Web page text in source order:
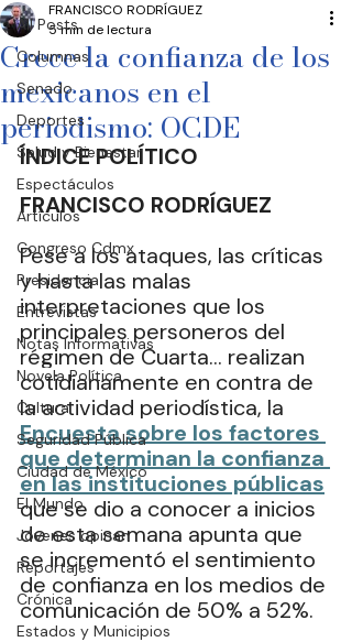
All Posts
Columnas
Senado
Deportes
Salud y Bienestar
Espectáculos
Artículos
Congreso Cdmx
Presidencia
Entrevistas
Notas Informativas
Novela Política
Cultura
Seguridad Pública
Ciudad de México
El Mundo
Jóvenes opinan
Reportajes
Crónica
Estados y Municipios
Crece la confianza de los
mexicanos en el
periodismo: OCDE
FRANCISCO RODRÍGUEZ
5 min de lectura
ÍNDICE POLÍTICO
FRANCISCO RODRÍGUEZ
Pese a los ataques, las críticas
y hasta las malas
interpretaciones que los
principales personeros del
régimen de Cuarta… realizan
cotidianamente en contra de
la actividad periodística, la
Encuesta sobre los factores
que determinan la confianza
en las instituciones públicas
que se dio a conocer a inicios
de esta semana apunta que
se incrementó el sentimiento
de confianza en los medios de
comunicación de 50% a 52%.